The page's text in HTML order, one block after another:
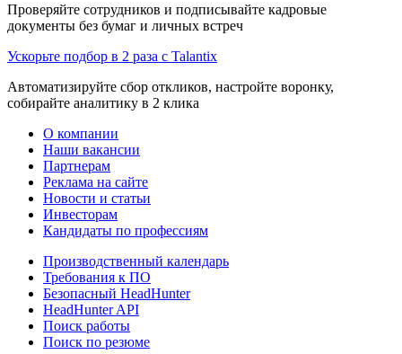
Проверяйте сотрудников и подписывайте кадровые
документы без бумаг и личных встреч
Ускорьте подбор в 2 раза с Talantix
Автоматизируйте сбор откликов, настройте воронку,
собирайте аналитику в 2 клика
О компании
Наши вакансии
Партнерам
Реклама на сайте
Новости и статьи
Инвесторам
Кандидаты по профессиям
Производственный календарь
Требования к ПО
Безопасный HeadHunter
HeadHunter API
Поиск работы
Поиск по резюме